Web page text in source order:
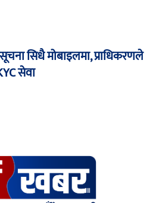
सिधै मोबाइलमा, प्राधिकरणले
सेवा